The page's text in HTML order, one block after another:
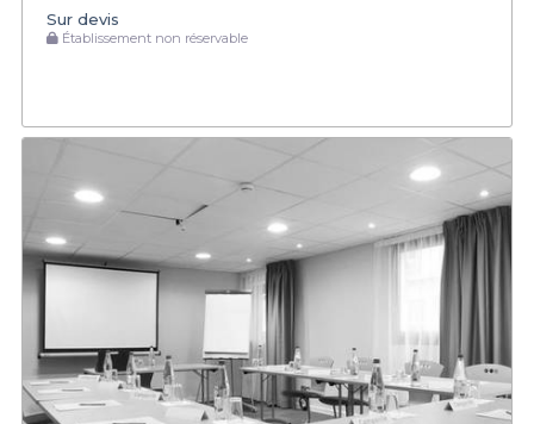
Sur devis
Établissement non réservable